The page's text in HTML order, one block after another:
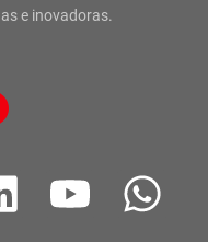
e inovadoras.
Y
W